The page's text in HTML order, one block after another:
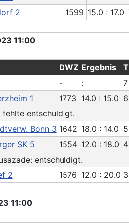
2 1599 15.0 : 17.0
11:00
DWZ Ergebnis
- : 7
1 1773 14.0 : 15.0 6
fehlte entschuldigt.
Bonn 3 1642 18.0 : 14.0 5
SK 5 1554 12.0 : 18.0 4
entschuldigt.
2 1576 12.0 : 20.0 3
11:00